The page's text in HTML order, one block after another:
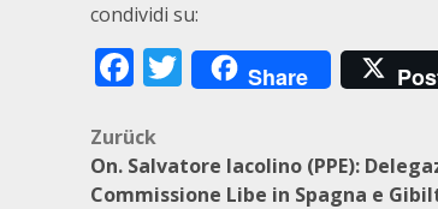
condividi su:
Facebook
Twitter
Share
Beitragsnavigation
Zurück
On. Salvatore Iacolino (PPE):
Commissione Libe in Spagna e